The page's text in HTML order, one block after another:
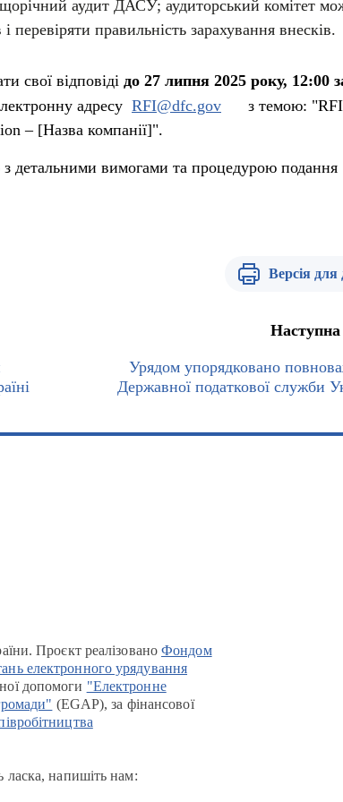
аудит ДАСУ; аудиторський комітет
перевіряти правильність зарахування внесків.
свої відповіді до 27 липня 2025 року, 12:00
адресу RFI@dfc.gov
з темою: "RFI
– [Назва компанії]".
детальними вимогами та процедурою подання
Версія для
Наступна
Урядом упорядковано
Державної податкової служби
Проєкт реалізованоФондом
електронного урядування
допомоги "Електронне
(EGAP), за фінансової
ласка, напишіть нам: